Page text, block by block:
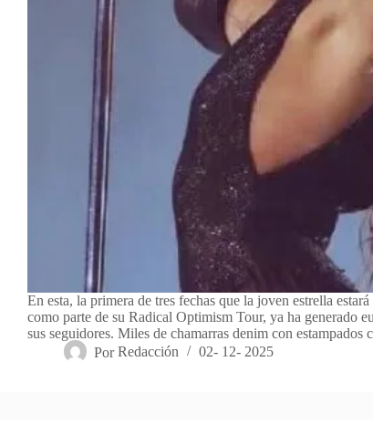
En esta, la primera de tres fechas que la joven estrella
como parte de su Radical Optimism Tour, ya ha generado
sus seguidores. Miles de chamarras denim con
Por Redacción 02- 12- 2025